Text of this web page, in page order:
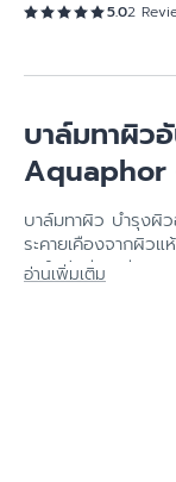
5.02
บาล์มทาผิว
Aquaphor
บาล์มทาผิว บำรุงผิ
ระคายเคืองจากผิว
ผิวใหม่ เรียบเนียน
อ่านเพิ่มเติม